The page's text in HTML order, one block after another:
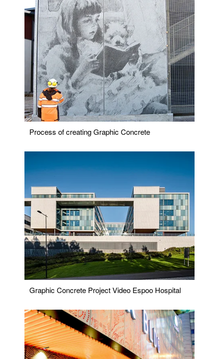
Process of creating Graphic Concrete
Graphic Concrete Project Video Espoo Hospital